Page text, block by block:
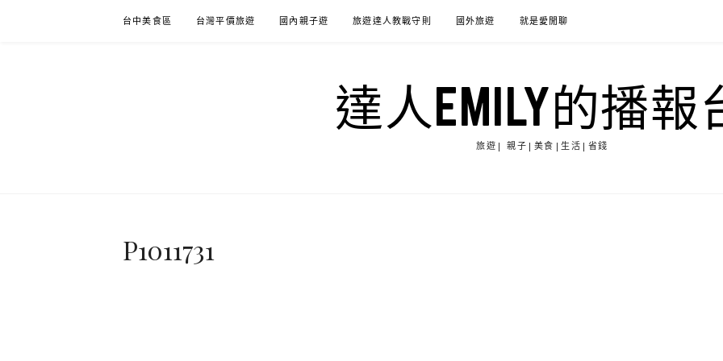
台中美食區 台灣平價旅遊 國內親子遊 旅遊達人教戰守則 國外旅遊 就是愛閒聊
達人EMILY的播報
旅遊| 親子|美食|生活|省錢
P1011731